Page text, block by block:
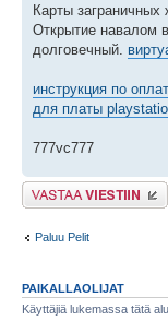
Карты
Открытие навалом
долговечный.
инструкция по
для платы
777vc777
Lähetä vastaus
Paluu Pelit
PAIKALLAOLIJAT
Käyttäjiä lukemassa tätä